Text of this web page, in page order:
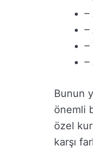
–
–
–
–
Bunun
önemli
özel
karşı